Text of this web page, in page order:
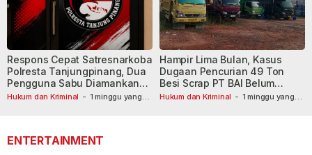
Hukum dan Kriminal - 1 minggu yang
Respons Cepat Satresnarkoba
Polresta Tanjungpinang, Dua
Pengguna Sabu Diamankan
Usai Dilaporkan ke Call Center
Hukum dan Kriminal - 1 minggu yang
Hampir Lima Bulan, Kasus
Dugaan Pencurian 49 Ton
Besi Scrap PT BAI Belum
Tetapkan Tersangka
ENTERTAINMENT